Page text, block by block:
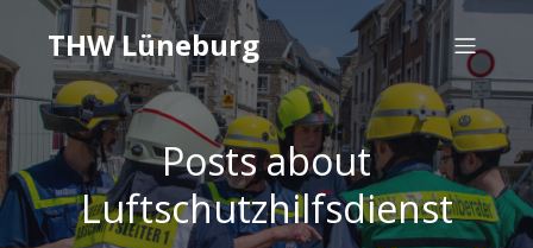
THW Lüneburg
Posts about
Luftschutzhilfsdienst